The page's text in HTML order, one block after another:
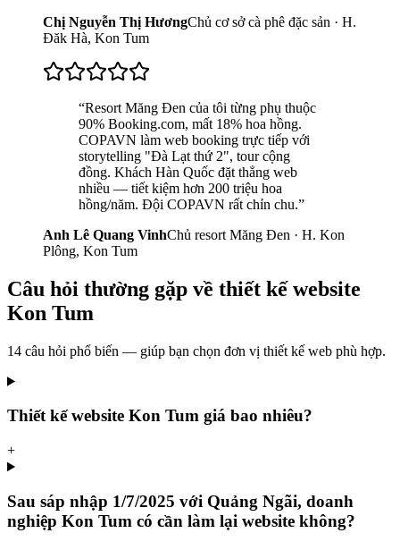
Chị Nguyễn Thị HươngChủ cơ sở cà phê đặc sản · H.
Đăk Hà, Kon Tum
“Resort Măng Đen của tôi từng phụ thuộc
90% Booking.com, mất 18% hoa hồng.
COPAVN làm web booking trực tiếp với
storytelling "Đà Lạt thứ 2", tour cộng
đồng. Khách Hàn Quốc đặt thẳng web
nhiều — tiết kiệm hơn 200 triệu hoa
hồng/năm. Đội COPAVN rất chỉn chu.”
Anh Lê Quang VinhChủ resort Măng Đen · H. Kon
Plông, Kon Tum
Câu hỏi thường gặp về thiết kế website
Kon Tum
14 câu hỏi phổ biến — giúp bạn chọn đơn vị thiết kế web phù hợp.
Thiết kế website Kon Tum giá bao nhiêu?
+
Sau sáp nhập 1/7/2025 với Quảng Ngãi, doanh
nghiệp Kon Tum có cần làm lại website không?